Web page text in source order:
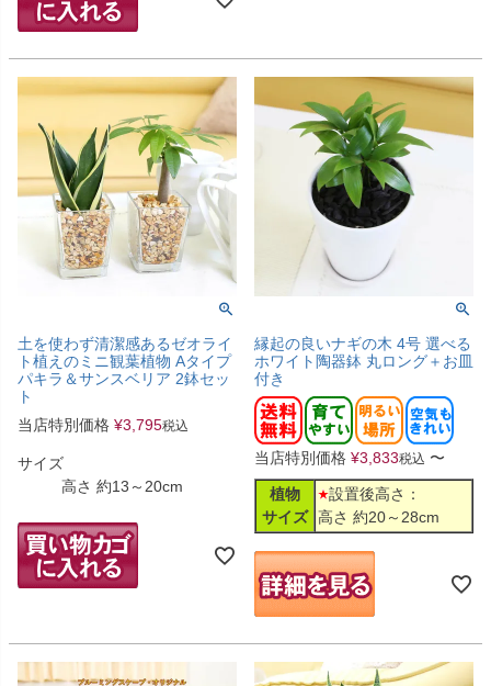
土を使わず清潔感あるゼオライ
ト植えのミニ観葉植物 Aタイプ
パキラ＆サンスベリア 2鉢セッ
ト
当店特別価格 ¥3,795税込
サイズ
高さ 約13～20cm
縁起の良いナギの木 4号 選べる
ホワイト陶器鉢 丸ロング＋お皿
付き
当店特別価格 ¥3,833税込 〜
植物
サイズ
設置後高さ：
高さ 約20～28cm